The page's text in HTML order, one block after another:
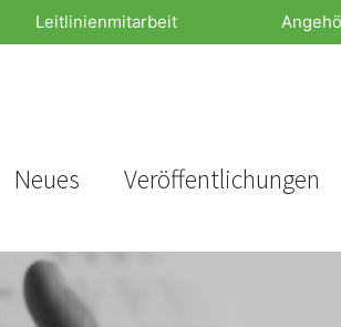
Leitlinienmitarbeit
Neues Veröffentlichungen